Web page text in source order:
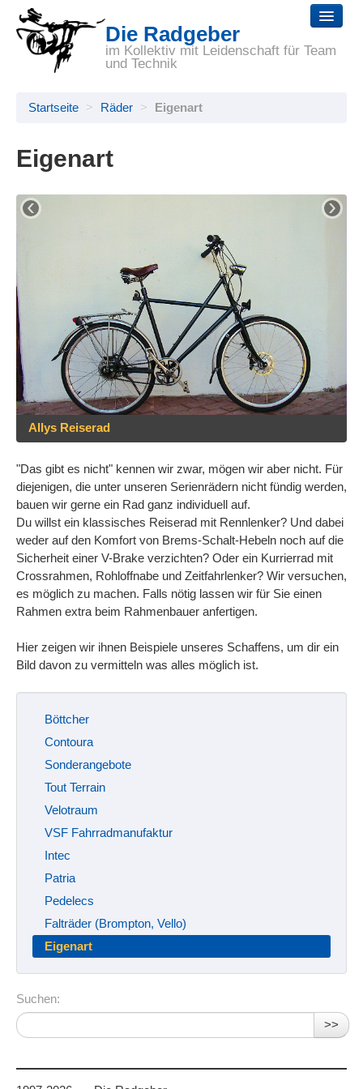
Die Radgeber
im Kollektiv mit Leidenschaft für Team
und Technik
Startseite
Startseite > Räder > Eigenart
Eigenart
Allys Reiserad
‹ ›
"Das gibt es nicht" kennen wir zwar, mögen wir aber nicht. Für
diejenigen, die unter unseren Serienrädern nicht fündig werden,
bauen wir gerne ein Rad ganz individuell auf.
Du willst ein klassisches Reiserad mit Rennlenker? Und dabei
weder auf den Komfort von Brems-Schalt-Hebeln noch auf die
Sicherheit einer V-Brake verzichten? Oder ein Kurrierrad mit
Crossrahmen, Rohloffnabe und Zeitfahrlenker? Wir versuchen,
es möglich zu machen. Falls nötig lassen wir für Sie einen
Rahmen extra beim Rahmenbauer anfertigen.
Hier zeigen wir ihnen Beispiele unseres Schaffens, um dir ein
Bild davon zu vermitteln was alles möglich ist.
Böttcher
Contoura
Sonderangebote
Tout Terrain
Velotraum
VSF Fahrradmanufaktur
Intec
Patria
Pedelecs
Falträder (Brompton, Vello)
Eigenart
Suchen:
>>